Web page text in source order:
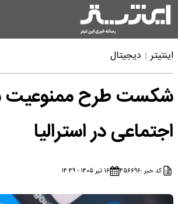
اینتیتر دیجیتال
شکست طرح ممنوعیت
اجتماعی در استرالیا
کد خبر :۴۵۶۶۹۶ ۱۶ تیر ۱۴۰۵ - ۱۴:۴۹